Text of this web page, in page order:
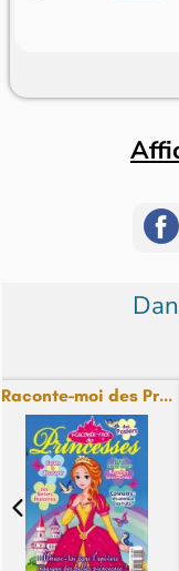
Raconte-moi des Pr...